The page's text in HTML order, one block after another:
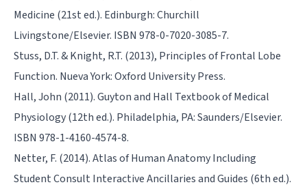
Medicine (21st ed.). Edinburgh: Churchill
Livingstone/Elsevier. ISBN 978-0-7020-3085-7.
Stuss, D.T. & Knight, R.T. (2013), Principles of Frontal Lobe
Function. Nueva York: Oxford University Press.
Hall, John (2011). Guyton and Hall Textbook of Medical
Physiology (12th ed.). Philadelphia, PA: Saunders/Elsevier.
ISBN 978-1-4160-4574-8.
Netter, F. (2014). Atlas of Human Anatomy Including
Student Consult Interactive Ancillaries and Guides (6th ed.).